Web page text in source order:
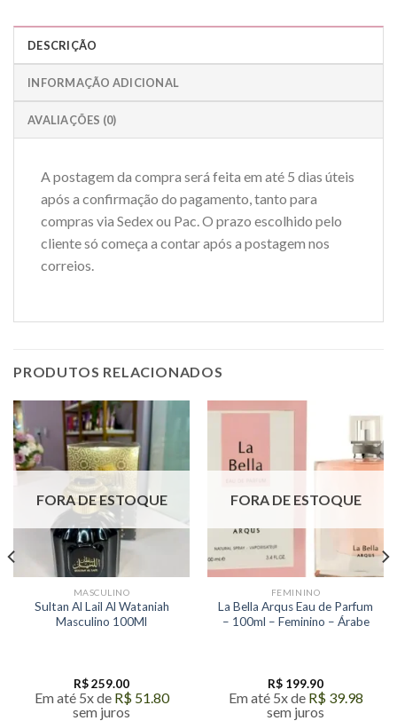
DESCRIÇÃO
INFORMAÇÃO ADICIONAL
AVALIAÇÕES (0)
A postagem da compra será feita em até 5 dias úteis
após a confirmação do pagamento, tanto para
compras via Sedex ou Pac. O prazo escolhido pelo
cliente só começa a contar após a postagem nos
correios.
PRODUTOS RELACIONADOS
FORA DE ESTOQUE
MASCULINO
Sultan Al Lail Al Wataniah
Masculino 100Ml
R$259.00
Em até 5x de R$51.80
sem juros
FORA DE ESTOQUE
FEMININO
La Bella Arqus Eau de Parfum
– 100ml – Feminino – Árabe
R$ 199.90
Em até 5x de R$39.98
sem juros